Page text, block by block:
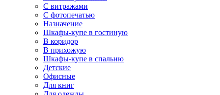
С витражами
С фотопечатью
Назначение
Шкафы-купе в гостиную
В коридор
В прихожую
Шкафы-купе в спальню
Детские
Офисные
Для книг